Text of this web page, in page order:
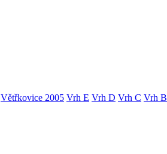
Větřkovice 2005 Vrh E Vrh D Vrh C Vrh B